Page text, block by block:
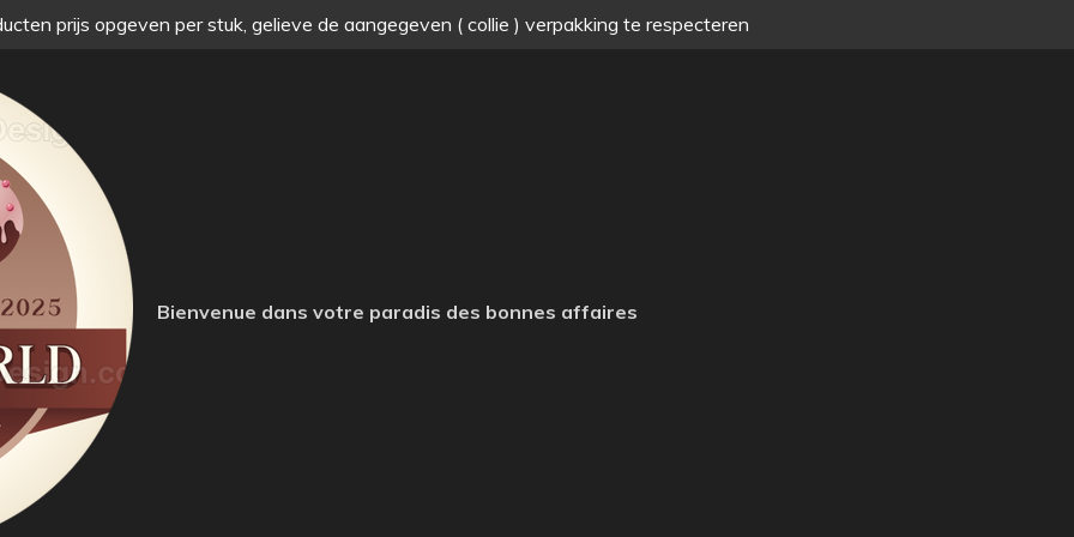
prijs opgeven per stuk, gelieve de aangegeven ( collie ) verpakking te respecteren
Bienvenue dans votre paradis des bonnes affaires